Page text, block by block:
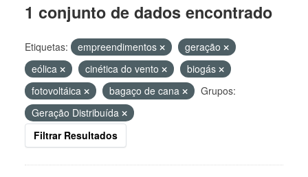
1 conjunto de dados encontrado
Etiquetas: empreendimentos
geração
eólica
cinética do vento
biogás
fotovoltáica
bagaço de cana
Grupos:
Geração Distribuída
Filtrar Resultados